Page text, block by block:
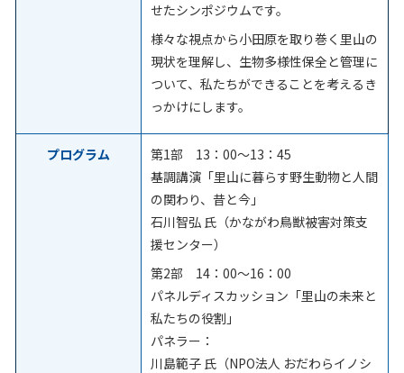
せたシンポジウムです。
様々な視点から小田原を取り巻く里山の
現状を理解し、生物多様性保全と管理に
ついて、私たちができることを考えるき
っかけにします。
プログラム 第1部 13 ： 00～13 ： 45
基調講演「里山に暮らす野生動物と人間
の関わり、昔と今」
石川智弘 氏（かながわ鳥獣被害対策支
援センター）
第2部 14： 00～16 ： 00
パネルディスカッション「里山の未来と
私たちの役割」
パネラー：
川島範子 氏（NPO法人 おだわらイノシ